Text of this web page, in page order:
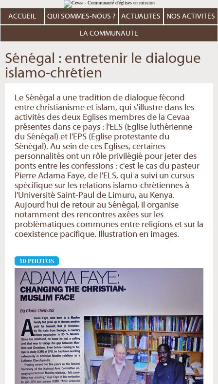
au
contenu.
Aller
personnels
ACCUEIL QUI SOMMES-NOUS ? ACTUALITÉS NOS ACTIVITÉS
LA COMMUNAUTÉ
Sénégal : entretenir le dialogue
islamo-chrétien
Le Sénégal a une tradition de dialogue fécond
entre christianisme et islam, qui s'illustre dans les
activités des deux Eglises membres de la Cevaa
présentes dans ce pays : l'ELS (Eglise luthérienne
du Sénégal) et l'EPS (Eglise protestante du
Sénégal). Au sein de ces Eglises, certaines
personnalités ont un rôle privilégié pour jeter des
ponts entre les confessions : c'est le cas du pasteur
Pierre Adama Faye, de l'ELS, qui a suivi un cursus
spécifique sur les relations islamo-chrétiennes à
l'Université Saint-Paul de Limuru, au Kenya.
Aujourd'hui de retour au Sénégal, il organise
notamment des rencontres axées sur les
problématiques communes entre religions et sur la
coexistence pacifique. Illustration en images.
10 PHOTOS